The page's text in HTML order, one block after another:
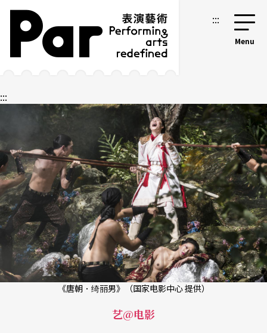
跳到主要内容区块
网站导览 :::
:::
《唐朝．绮丽男》（国家电影中心 提供）
艺@电影